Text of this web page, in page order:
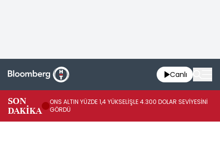
Canlı
SON
DAKİKA
ONS ALTIN YÜZDE 1,4 YÜKSELİŞLE 4.300 DOLAR SEVİYESİNİ
GÖRDÜ